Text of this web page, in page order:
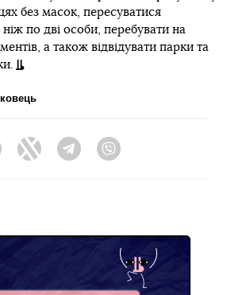
без масок, пересуватися
по дві особи, перебувати на
а також відвідувати парки та
FacebookTwitter Telegram